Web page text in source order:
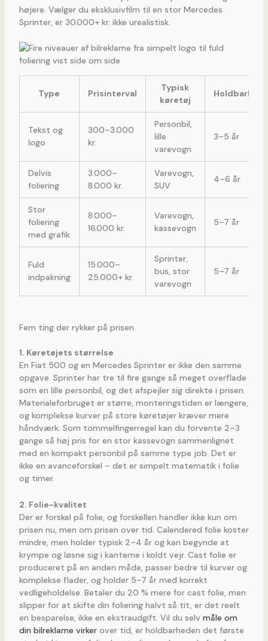
højere. Vælger du eksklusivfilm til en stor Mercedes
Sprinter, er 30.000+ kr. ikke urealistisk.
Type Prisinterval
Typisk
køretøj
Holdbarhed
Tekst og
logo
300–3.000
kr.
Personbil,
lille
varevogn
3–5 år
Delvis
foliering
3.000–
8.000 kr.
Varevogn,
SUV
4–6 år
Stor
foliering
med grafik
8.000–
16.000 kr.
Varevogn,
kassevogn
5–7 år
Fuld
indpakning
15.000–
25.000+ kr.
Sprinter,
bus, stor
varevogn
5–7 år
Fem ting der rykker på prisen
1. Køretøjets størrelse
En Fiat 500 og en Mercedes Sprinter er ikke den samme
opgave. Sprinter har tre til fire gange så meget overflade
som en lille personbil, og det afspejler sig direkte i prisen.
Materialeforbruget er større, monteringstiden er længere,
og komplekse kurver på store køretøjer kræver mere
håndværk. Som tommelfingerregel kan du forvente 2–3
gange så høj pris for en stor kassevogn sammenlignet
med en kompakt personbil på samme type job. Det er
ikke en avanceforskel – det er simpelt matematik i folie
og timer.
2. Folie-kvalitet
Der er forskel på folie, og forskellen handler ikke kun om
prisen nu, men om prisen over tid. Calendered folie koster
mindre, men holder typisk 2–4 år og kan begynde at
krympe og løsne sig i kanterne i koldt vejr. Cast folie er
produceret på en anden måde, passer bedre til kurver og
komplekse flader, og holder 5–7 år med korrekt
vedligeholdelse. Betaler du 20 % mere for cast folie, men
slipper for at skifte din foliering halvt så tit, er det reelt
en besparelse, ikke en ekstraudgift. Vil du selv måle om
din bilreklame virkerover tid, er holdbarheden det første